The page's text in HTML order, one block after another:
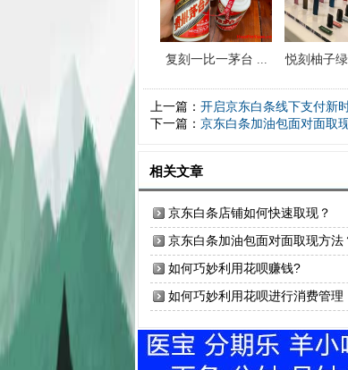
复刻一比一茅台 ... 悦刻柚子
上一篇： 开启京东白条线下支付新
下一篇： 京东白条加油包面对面取
相关文章
京东白条店铺如何快速取现？
京东白条加油包面对面取现方法
如何巧妙利用花呗赚钱?
如何巧妙利用花呗进行消费管理